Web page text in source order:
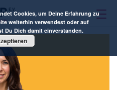
Cookies, um Deine Erfahrung zu
weiterhin verwendest oder auf
Du Dich damit einverstanden.